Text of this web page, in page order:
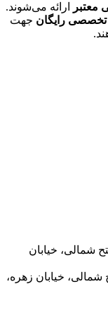
معتبر
ارائه می‌شوند.
رایگان جهت
شمالی، خیابان
شمالی، خیابان زهره،